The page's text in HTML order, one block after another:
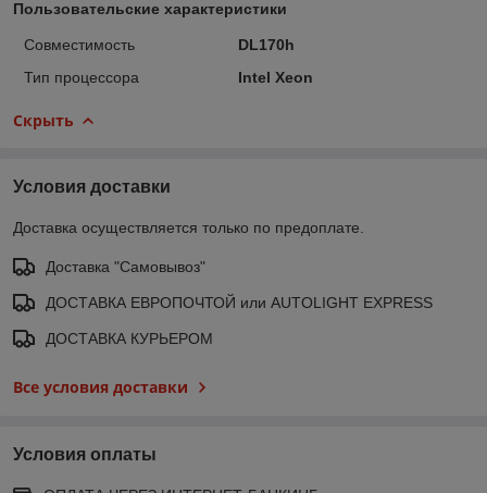
Пользовательские характеристики
Совместимость
DL170h
Тип процессора
Intel Xeon
Скрыть
Условия доставки
Доставка осуществляется только по предоплате.
Доставка "Самовывоз"
ДОСТАВКА ЕВРОПОЧТОЙ или AUTOLIGHT EXPRESS
ДОСТАВКА КУРЬЕРОМ
Все условия доставки
Условия оплаты